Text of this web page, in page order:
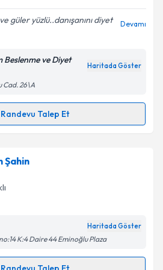
işlenmesine ilişkin
Aydınlatma
kabul ediyorum.
Talebini Gönder
güler yüzlü..danışanını diyet
Devamı
Beslenme ve Diyet
Haritada Göster
Cad. 26\A
Randevu Talep Et
Talebi
için randevu takvimi talebi
randevu almanız için bir
e-posta ile bilgilendireceğiz.
işlenmesine ilişkin
Şahin
Haritada Göster
K:4 Daire 44 Eminoğlu Plaza